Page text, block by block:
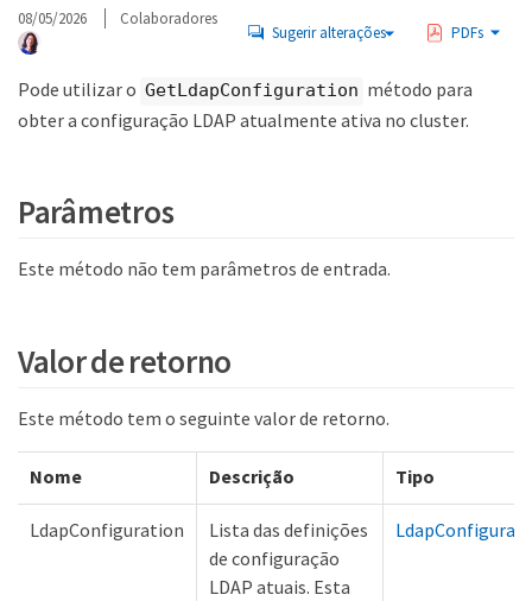
08/05/2026 Colaboradores
Sugerir alterações PDFs
Pode utilizar o GetLdapConfiguration método para
obter a configuração LDAP atualmente ativa no cluster.
Parâmetros
Este método não tem parâmetros de entrada.
Valor de retorno
Este método tem o seguinte valor de retorno.
Nome Descrição Tipo
LdapConfiguration
Lista das definições
de configuração
LDAP atuais. Esta